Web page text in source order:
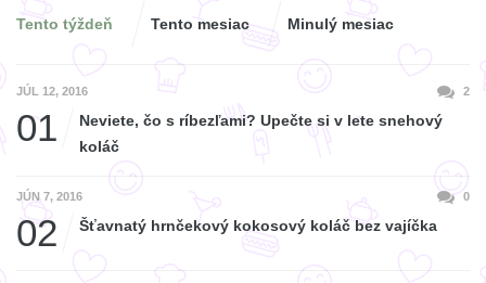
Tento týždeň Tento mesiac Minulý mesiac
JÚL 12, 2016 2
01
Neviete, čo s ríbezľami? Upečte si v lete snehový
koláč
JÚN 7, 2016 0
02 Šťavnatý hrnčekový kokosový koláč bez vajíčka